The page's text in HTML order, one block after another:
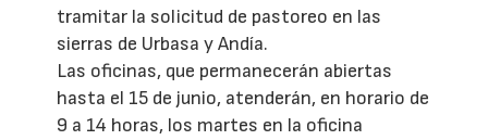
tramitar la solicitud de pastoreo en las
sierras de Urbasa y Andía.
Las oficinas, que permanecerán abiertas
hasta el 15 de junio, atenderán, en horario de
9 a 14 horas, los martes en la oficina